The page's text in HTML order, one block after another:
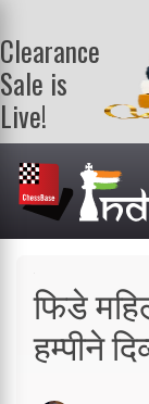
Clearance
Sale is
Live!
Get a FREE
book on
purchasing 2
or more
books. Valid
फिडे
हम्पीने